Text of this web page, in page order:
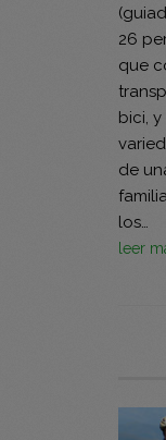
26
que
bici,
de
los…
leer